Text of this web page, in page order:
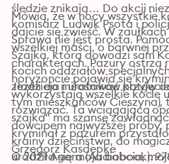
śledzie znikają… Do akcji
komisarz Ludwik Psota i
Sprawa nie jest prosta.
Szajka, którą dowodzi sam
kocich oddziałów
złodzieja i uratować
Mówią, że w nocy wszystkie
dajcie się zwieść. W
wszelkiej maści, o barwnej
charakterach. Pazury ostrzą
horyzoncie pojawia się
wykorzystają wszelkie kocie
rozwiązać. Ta wciągająca
dowcipem najwyższej próby,
krainy dzieciństwa, do
urodziła się moja babcia,
Jeżeli do miłośników kotów
tym mieszkańców Cieszyna),
szajka" ma szansę
kryminał z pazurem
Grzegorz Kasdepke
© 2021 Agora (Audiobook):